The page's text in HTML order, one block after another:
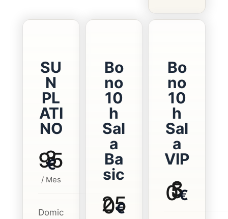
SU
N
PL
ATI
NO
3
95
€
/ Mes
Domic
Bo
no
10
h
Sal
a
Ba
sic
25
0€
Bo
no
10
h
Sal
a
VIP
3
5
0€